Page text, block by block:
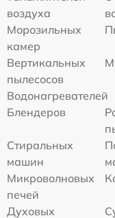
воздуха
Морозильных
камер
Вертикальных
пылесосов
Водонагревателей
Блендеров
Стиральных
машин
Микроволновых
печей
Духовых